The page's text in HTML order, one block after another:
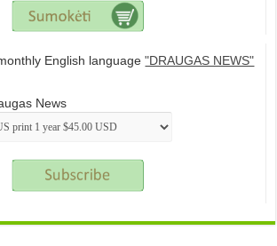
English language"DRAUGAS NEWS"
News